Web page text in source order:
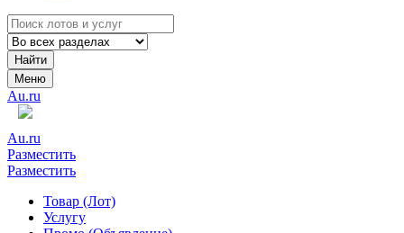
Найти
Меню
Au.ru
Au.ru
Разместить
Разместить
Товар (Лот)
Услугу